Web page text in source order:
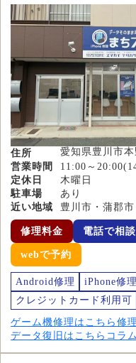
住所
愛知県豊川市
営業時間
11:00～
定休日
木曜日
駐車場
あり
近い地域
豊川市・蒲郡
修理料金 電話で相
webで予約
Android修理 iPhone修理
クレジットカード利用可
ゲーム機修理はこちら 修
データ復旧はこちら コラ